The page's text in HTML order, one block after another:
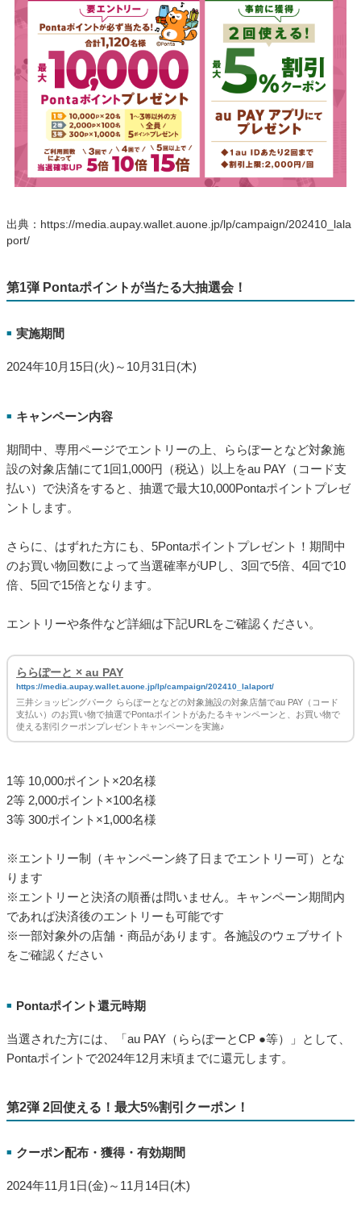
出典：https://media.aupay.wallet.auone.jp/lp/campaign/202410_lala
port/
第1弾 Pontaポイントが当たる大抽選会！
■ 実施期間
2024年10月15日(火)～10月31日(木)
■ キャンペーン内容
期間中、専用ページでエントリーの上、ららぽーとなど対象施
設の対象店舗にて1回1,000円（税込）以上をau PAY（コード支
払い）で決済をすると、抽選で最大10,000Pontaポイントプレゼ
ントします。
さらに、はずれた方にも、5Pontaポイントプレゼント！期間中
のお買い物回数によって当選確率がUPし、3回で5倍、4回で10
倍、5回で15倍となります。
エントリーや条件など詳細は下記URLをご確認ください。
ららぽーと × au PAY
https://media.aupay.wallet.auone.jp/lp/campaign/202410_lalaport/
三井ショッピングパーク ららぽーとなどの対象施設の対象店舗でau PAY（コード
支払い）のお買い物で抽選でPontaポイントがあたるキャンペーンと、お買い物で
使える割引クーポンプレゼントキャンペーンを実施♪
1等 10,000ポイント×20名様
2等 2,000ポイント×100名様
3等 300ポイント×1,000名様
※エントリー制（キャンペーン終了日までエントリー可）とな
ります
※エントリーと決済の順番は問いません。キャンペーン期間内
であれば決済後のエントリーも可能です
※一部対象外の店舗・商品があります。各施設のウェブサイト
をご確認ください
■ Pontaポイント還元時期
当選された方には、「au PAY（ららぽーとCP ●等）」として、
Pontaポイントで2024年12月末頃までに還元します。
第2弾 2回使える！最大5%割引クーポン！
■ クーポン配布・獲得・有効期間
2024年11月1日(金)～11月14日(木)